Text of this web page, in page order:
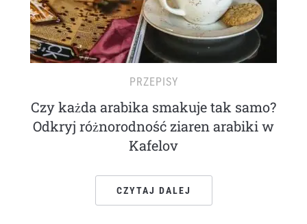
PRZEPISY
Czy każda arabika smakuje tak samo?
Odkryj różnorodność ziaren arabiki w
Kafelov
CZYTAJ DALEJ